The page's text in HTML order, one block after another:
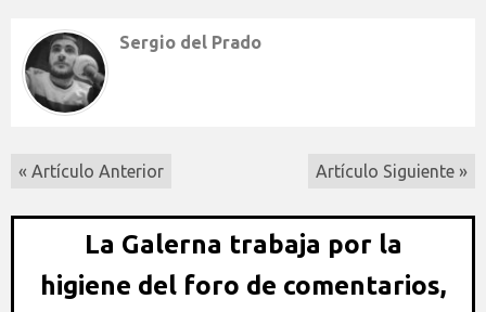
Sergio del Prado
« Artículo Anterior Artículo Siguiente »
La Galerna trabaja por la
higiene del foro de comentarios,